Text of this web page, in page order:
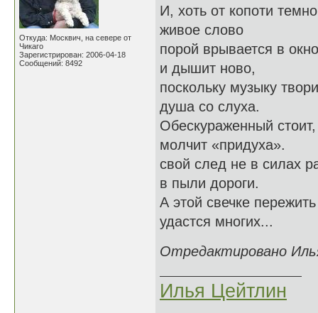
Откуда: Москвич, на севере от
Чикаго
Зарегистрирован: 2006-04-18
Сообщений: 8492
И, хоть от копоти
живое слово
порой врывается в окно
и дышит ново,
поскольку музыку
душа со слуха.
Обескураженный стоит,
молчит «придуха».
свой след не в силах
в пыли дороги.
А этой свечке пережить
удастся многих...
Отредактировано
Илья Цейтлин